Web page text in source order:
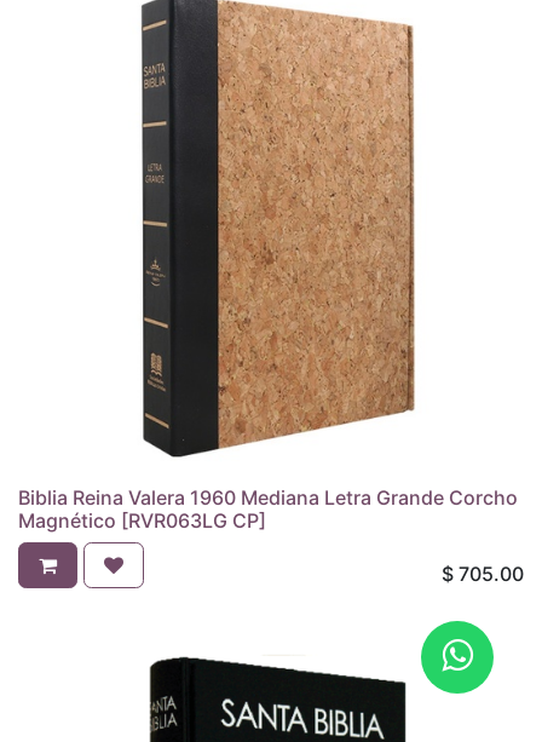
Biblia Reina Valera 1960 Mediana Letra Grande Corcho
Magnético [RVR063LG CP]
$ 705.00